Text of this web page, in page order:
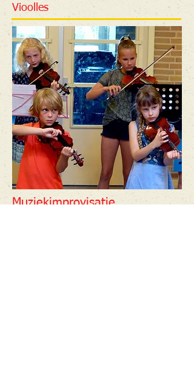
Vioolles
Muziekimprovisatie